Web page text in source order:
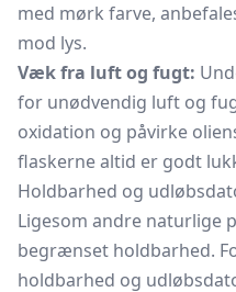
med mørk farve,
mod lys.
Væk fra luft og fugt:
for unødvendig luft og
oxidation og påvirke
flaskerne altid er godt
Holdbarhed og
Ligesom andre naturlige
begrænset holdbarhed.
holdbarhed og